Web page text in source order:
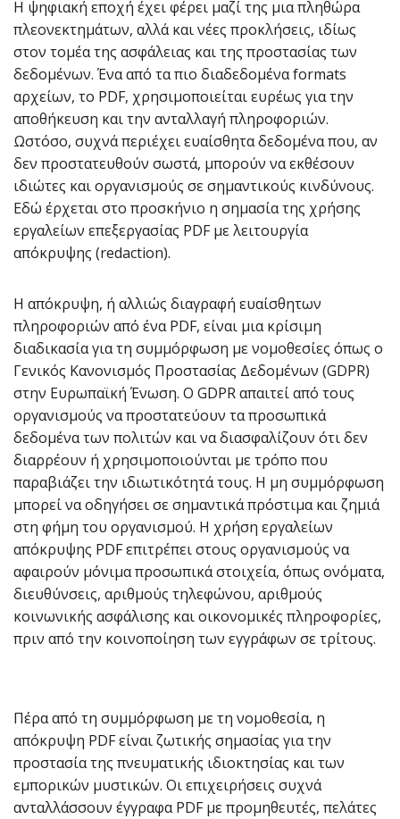
Η ψηφιακή εποχή έχει φέρει μαζί της μια πληθώρα
πλεονεκτημάτων, αλλά και νέες προκλήσεις, ιδίως
στον τομέα της ασφάλειας και της προστασίας των
δεδομένων. Ένα από τα πιο διαδεδομένα formats
αρχείων, το PDF, χρησιμοποιείται ευρέως για την
αποθήκευση και την ανταλλαγή πληροφοριών.
Ωστόσο, συχνά περιέχει ευαίσθητα δεδομένα που, αν
δεν προστατευθούν σωστά, μπορούν να εκθέσουν
ιδιώτες και οργανισμούς σε σημαντικούς κινδύνους.
Εδώ έρχεται στο προσκήνιο η σημασία της χρήσης
εργαλείων επεξεργασίας PDF με λειτουργία
απόκρυψης (redaction).
Η απόκρυψη, ή αλλιώς διαγραφή ευαίσθητων
πληροφοριών από ένα PDF, είναι μια κρίσιμη
διαδικασία για τη συμμόρφωση με νομοθεσίες όπως ο
Γενικός Κανονισμός Προστασίας Δεδομένων (GDPR)
στην Ευρωπαϊκή Ένωση. Ο GDPR απαιτεί από τους
οργανισμούς να προστατεύουν τα προσωπικά
δεδομένα των πολιτών και να διασφαλίζουν ότι δεν
διαρρέουν ή χρησιμοποιούνται με τρόπο που
παραβιάζει την ιδιωτικότητά τους. Η μη συμμόρφωση
μπορεί να οδηγήσει σε σημαντικά πρόστιμα και ζημιά
στη φήμη του οργανισμού. Η χρήση εργαλείων
απόκρυψης PDF επιτρέπει στους οργανισμούς να
αφαιρούν μόνιμα προσωπικά στοιχεία, όπως ονόματα,
διευθύνσεις, αριθμούς τηλεφώνου, αριθμούς
κοινωνικής ασφάλισης και οικονομικές πληροφορίες,
πριν από την κοινοποίηση των εγγράφων σε τρίτους.
Πέρα από τη συμμόρφωση με τη νομοθεσία, η
απόκρυψη PDF είναι ζωτικής σημασίας για την
προστασία της πνευματικής ιδιοκτησίας και των
εμπορικών μυστικών. Οι επιχειρήσεις συχνά
ανταλλάσσουν έγγραφα PDF με προμηθευτές, πελάτες